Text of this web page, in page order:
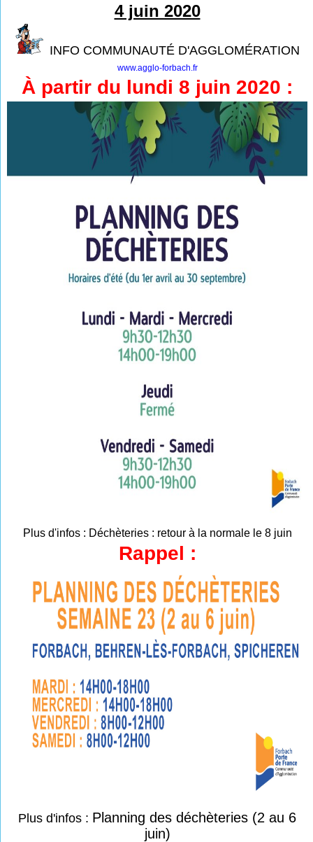
4 juin 2020
INFO COMMUNAUTÉ D'AGGLOMÉRATION
www.agglo-forbach.fr
À partir du lundi 8 juin 2020 :
Plus d'infos : Déchèteries : retour à la normale le 8 juin
Rappel :
Plus d'infos : Planning des déchèteries (2 au 6
juin)